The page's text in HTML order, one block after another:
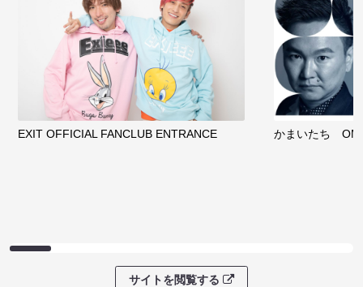
EXIT OFFICIAL FANCLUB ENTRANCE かまいたち
サイトを閲覧する